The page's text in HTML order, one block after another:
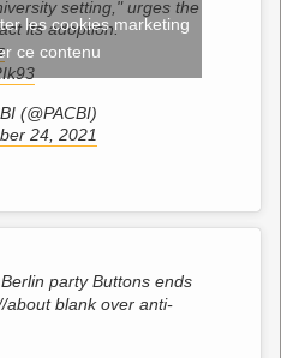
setting," urges the
its adoption.
(@PACBI)
24, 2021
les cookies marketing
ce contenu
party Buttons ends
about blank over anti-